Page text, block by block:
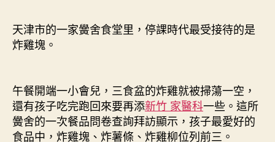
天津市的一家黌舍食堂里，停課時代最受接待的是
炸雞塊。
午餐開端一小會兒，三食盆的炸雞就被掃蕩一空，
還有孩子吃完跑回來要再添新竹 家醫科一些。這所
黌舍的一次餐品問卷查詢拜訪顯示，孩子最愛好的
食品中，炸雞塊、炸薯條、炸雞柳位列前三。